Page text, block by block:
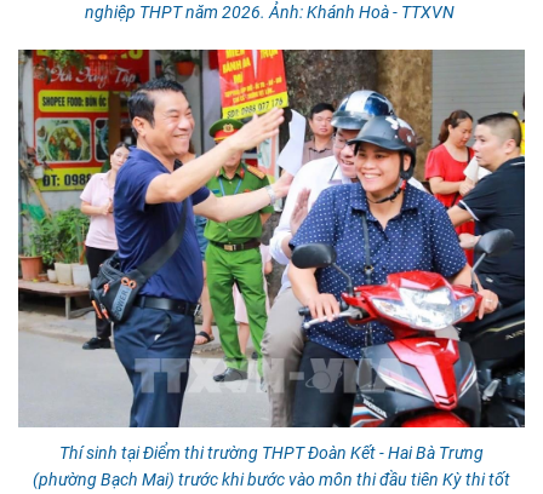
nghiệp THPT năm 2026. Ảnh: Khánh Hoà - TTXVN
Thí sinh tại Điểm thi trường THPT Đoàn Kết - Hai Bà Trưng
(phường Bạch Mai) trước khi bước vào môn thi đầu tiên Kỳ thi tốt